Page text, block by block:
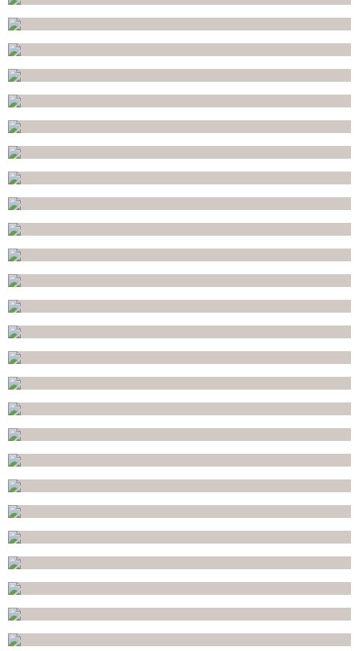
BAR MITSVAH RAPH...
JOURNÉE BIEN-Ê...
JUNGLE / SAFARI
BAT MITSZVA SILVER
NINJA – SP...
BAT MITSVAH PARME
CARS
CENDRILLON
JUNGLE
LOL QUI RIT SORT
BAT MITSVAH EXOT...
DOLCE & GAB...
BAT MITSVAH DANSE
LAS VEGAS
BAT MITSVA
REINE DES NEIGES
LINKEDIN
SPIDERMAN
CHARLIE & L...
DOLCE VITA NIGHT
PYJAMA PARTY
MARVEL
15 ANS MANDELIEU
BRIT MILA
PYDION